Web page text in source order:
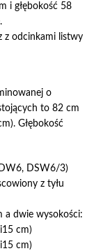
i głębokość 58
z odcinkami listwy
o
to 82 cm
Głębokość
DSW6/3)
z tyłu
a dwie wysokości:
cm)
cm)